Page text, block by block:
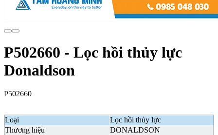
P502660 - Lọc hồi thủy lực
Donaldson
P502660
Loại
Lọc hồi thủy lực
Thương hiệu
DONALDSON